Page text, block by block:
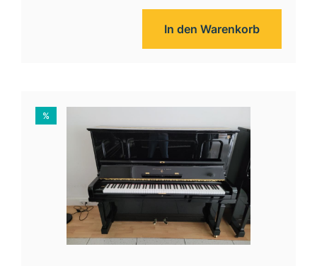
In den Warenkorb
%